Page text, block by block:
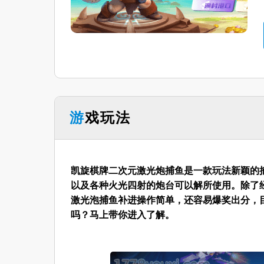
游戏玩法
凯旋棋牌二次元激光炮捕鱼是一款玩法新颖
以及各种火光四射的炮台可以解所使用。除
激光泡捕鱼补进操作简单，还容易爆奖出分
吗？马上带你进入了解。